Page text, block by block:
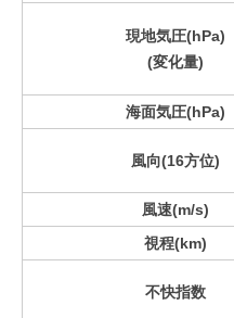
現地気圧(hPa)
(変化量)
海面気圧(hPa)
風向(16方位)
風速(m/s)
視程(km)
不快指数